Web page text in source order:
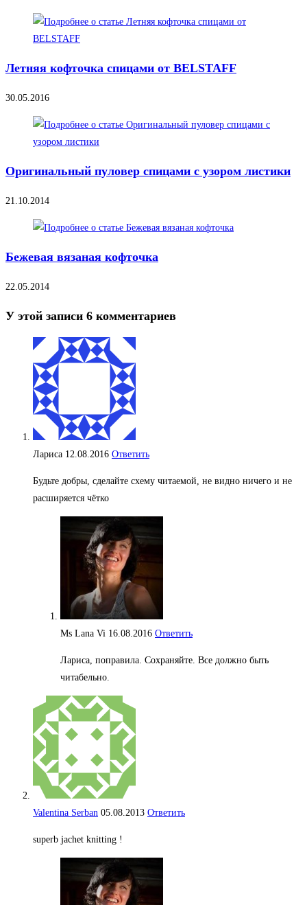
Летняя кофточка спицами от BELSTAFF
30.05.2016
Оригинальный пуловер спицами с узором листики
21.10.2014
Бежевая вязаная кофточка
22.05.2014
У этой записи 6 комментариев
Лариса 12.08.2016 Ответить
Будьте добры, сделайте схему читаемой, не видно ничего и не
расширяется чётко
Ms Lana Vi 16.08.2016 Ответить
Лариса, поправила. Сохраняйте. Все должно быть
читабельно.
Valentina Serban 05.08.2013 Ответить
superb jachet knitting !